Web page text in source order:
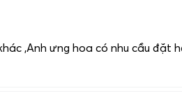
,Anh ưng hoa có nhu cầu đặt